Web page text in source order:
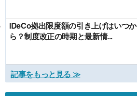
iDeCo拠出限度額の引き上げはいつか
ら？制度改正の時期と最新情...
記事をもっと見る ≫